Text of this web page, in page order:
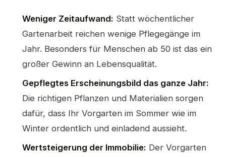
Weniger Zeitaufwand: Statt wöchentlicher
Gartenarbeit reichen wenige Pflegegänge im
Jahr. Besonders für Menschen ab 50 ist das ein
großer Gewinn an Lebensqualität.
Gepflegtes Erscheinungsbild das ganze Jahr:
Die richtigen Pflanzen und Materialien sorgen
dafür, dass Ihr Vorgarten im Sommer wie im
Winter ordentlich und einladend aussieht.
Wertsteigerung der Immobilie: Der Vorgarten